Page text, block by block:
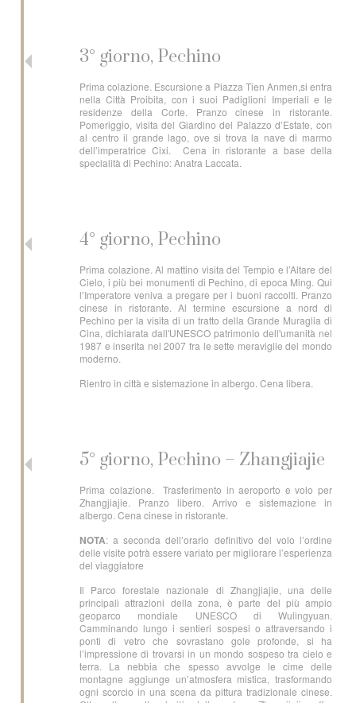
3° giorno, Pechino
Prima colazione. Escursione a Piazza Tien Anmen,si entra
nella Città Proibita, con i suoi Padiglioni Imperiali e le
residenze della Corte. Pranzo cinese in ristorante.
Pomeriggio, visita del Giardino del Palazzo d’Estate, con
al centro il grande lago, ove si trova la nave di marmo
dell’imperatrice Cixi. Cena in ristorante a base della
specialità di Pechino: Anatra Laccata.
4° giorno, Pechino
Prima colazione. Al mattino visita del Tempio e l’Altare del
Cielo, i più bei monumenti di Pechino, di epoca Ming. Qui
l’Imperatore veniva a pregare per i buoni raccolti. Pranzo
cinese in ristorante. Al termine escursione a nord di
Pechino per la visita di un tratto della Grande Muraglia di
Cina, dichiarata dall'UNESCO patrimonio dell'umanità nel
1987 e inserita nel 2007 fra le sette meraviglie del mondo
moderno.
Rientro in città e sistemazione in albergo. Cena libera.
5° giorno, Pechino – Zhangjiajie
Prima colazione. Trasferimento in aeroporto e volo per
Zhangjiajie. Pranzo libero. Arrivo e sistemazione in
albergo. Cena cinese in ristorante.
NOTA: a seconda dell’orario definitivo del volo l’ordine
delle visite potrà essere variato per migliorare l’esperienza
del viaggiatore
Il Parco forestale nazionale di Zhangjiajie, una delle
principali attrazioni della zona, è parte del più ampio
geoparco mondiale UNESCO di Wulingyuan.
Camminando lungo i sentieri sospesi o attraversando i
ponti di vetro che sovrastano gole profonde, si ha
l’impressione di trovarsi in un mondo sospeso tra cielo e
terra. La nebbia che spesso avvolge le cime delle
montagne aggiunge un’atmosfera mistica, trasformando
ogni scorcio in una scena da pittura tradizionale cinese.